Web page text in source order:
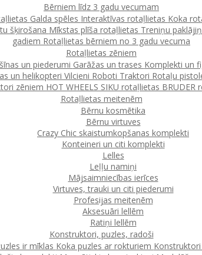
Bērniem līdz 3 gadu vecumam
Galda spēles Interaktīvas rotaļlietas Koka
šķirošana Mīkstas plīša rotaļlietas Treniņu
gadiem Rotaļlietas bērniem no 3 gadu vecuma
Rotaļlietas zēniem
un piederumi Garāžas un trases Komplekti un
un helikopteri Vilcieni Roboti Traktori Rotaļu
zēniem HOT WHEELS SIKU rotaļlietas BRUDER
Rotaļlietas meitenēm
Bērnu kosmētika
Bērnu virtuves
Crazy Chic skaistumkopšanas komplekti
Konteineri un citi komplekti
Lelles
Leļļu namiņi
Mājsaimniecības ierīces
Virtuves, trauki un citi piederumi
Profesijas meitenēm
Aksesuāri lellēm
Ratiņi lellēm
Konstruktori, puzles, radoši
ir mīklas Koka puzles ar rokturiem Konstruktori